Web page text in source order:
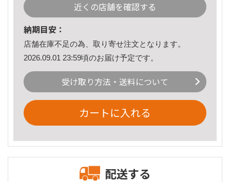
近くの店舗を確認する
納期目安：
店舗在庫不足の為、取り寄せ注文となります。
2026.09.01 23:59頃のお届け予定です。
受け取り方法・送料について
カートに入れる
配送する